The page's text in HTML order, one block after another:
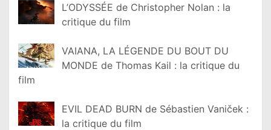
L’ODYSSÉE de Christopher Nolan : la
critique du film
VAIANA, LA LÉGENDE DU BOUT DU
MONDE de Thomas Kail : la critique du
film
EVIL DEAD BURN de Sébastien Vaniček :
la critique du film